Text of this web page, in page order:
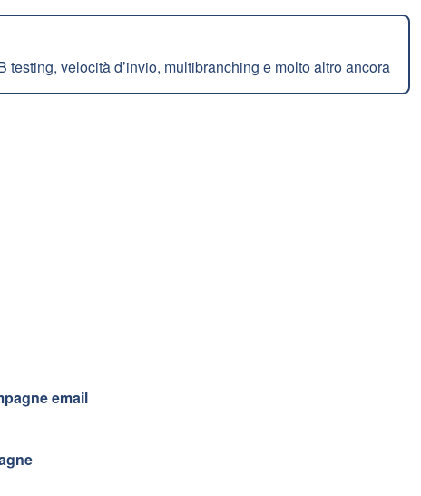
velocità d’invio, multibranching e molto altro ancora
email